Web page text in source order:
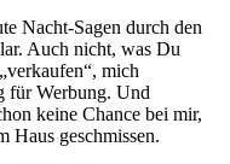
Nacht-Sagen durch den
Auch nicht, was Du
mich
für Werbung. Und
keine Chance bei mir,
Haus geschmissen.